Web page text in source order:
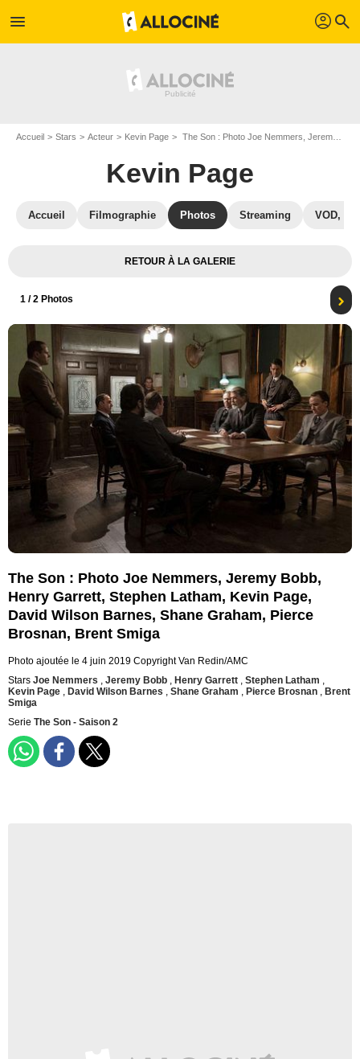
menu profil search
Accueil Stars Acteur Kevin Page The Son : Photo Joe Nemmers, Jeremy Bobb, Henry Garrett, Stephen Latham, Kevin Page, David Wilson Barnes, Shane Graham, Pierce Brosnan, Brent Smiga
Kevin Page
Accueil Filmographie Photos Streaming VOD,
RETOUR À LA GALERIE
1 / 2 Photos
The Son : Photo Joe Nemmers, Jeremy Bobb,
Henry Garrett, Stephen Latham, Kevin Page,
David Wilson Barnes, Shane Graham, Pierce
Brosnan, Brent Smiga
Photo ajoutée le 4 juin 2019 Copyright Van Redin/AMC
Stars Joe Nemmers , Jeremy Bobb , Henry Garrett , Stephen Latham ,
Kevin Page , David Wilson Barnes , Shane Graham , Pierce Brosnan , Brent
Smiga
Serie The Son - Saison 2